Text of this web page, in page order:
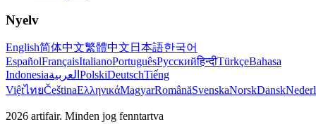
Nyelv
English简体中文繁體中文 日本語한국어
EspañolFrançaisItalianoPortuguêsРусскийहिन्दीTürkçeBahasa
Indonesiaالعربية PolskiDeutschTiếng
ViệtไทยČeštinaΕλληνικάMagyarRomânăSvenskaNorskDansk
2026 artifair. Minden jog fenntartva